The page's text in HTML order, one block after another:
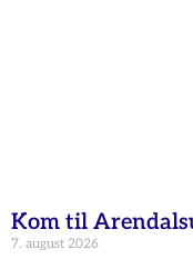
Kom til
7. august 2026